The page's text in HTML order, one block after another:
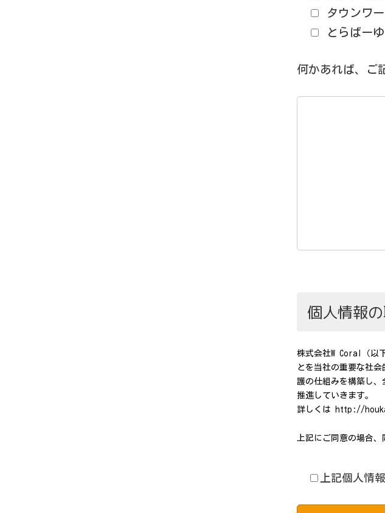
タウンワ
とらばーゆ
何かあれば、ご
個人情報
株式会社W Coral（以
とを当社の重要な社
護の仕組みを構築し
推進していきます。
詳しくは http://
上記にご同意の場合、
上記個人情